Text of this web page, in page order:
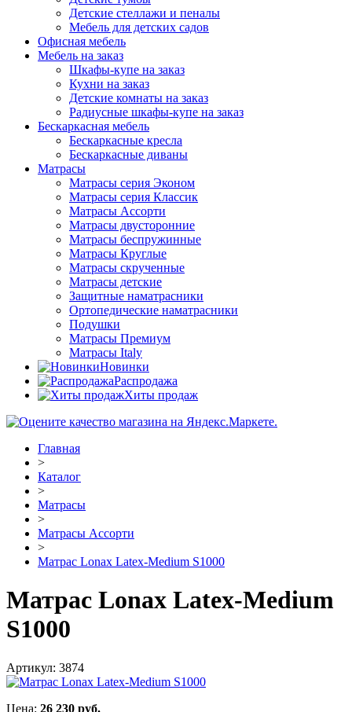
Детские стеллажи и пеналы
Мебель для детских садов
Офисная мебель
Мебель на заказ
Шкафы-купе на заказ
Кухни на заказ
Детские комнаты на заказ
Радиусные шкафы-купе на заказ
Бескаркасная мебель
Бескаркасные кресла
Бескаркасные диваны
Матрасы
Матрасы серия Эконом
Матрасы серия Классик
Матрасы Ассорти
Матрасы двусторонние
Матрасы беспружинные
Матрасы Круглые
Матрасы скрученные
Матрасы детские
Защитные наматрасники
Ортопедические наматрасники
Подушки
Матрасы Премиум
Матрасы Italy
Новинки
Распродажа
Хиты продаж
Главная
>
Каталог
>
Матрасы
>
Матрасы Ассорти
>
Матрас Lonax Latex-Medium S1000
Матрас Lonax Latex-Medium
S1000
Артикул: 3874
Цена: 26 230 руб.